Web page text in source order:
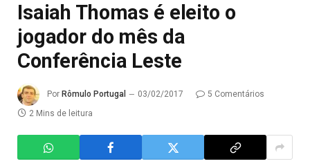
Isaiah Thomas é eleito o
jogador do mês da
Conferência Leste
Por Rômulo Portugal 03/02/2017
5 Comentários
2 Mins de leitura